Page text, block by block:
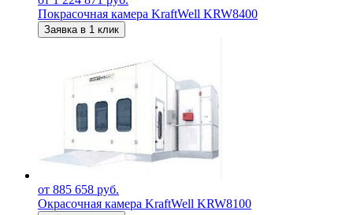
Покрасочная камера KraftWell KRW8400
Заявка в 1 клик
от 885 658 руб.
Окрасочная камера KraftWell KRW8100